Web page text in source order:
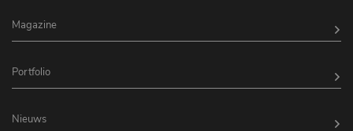
Magazine
Portfolio
Nieuws